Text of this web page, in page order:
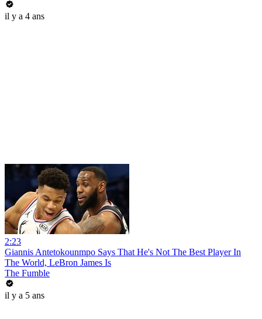
il y a 4 ans
2:23
Giannis Antetokounmpo Says That He's Not The Best Player In
The World, LeBron James Is
The Fumble
il y a 5 ans